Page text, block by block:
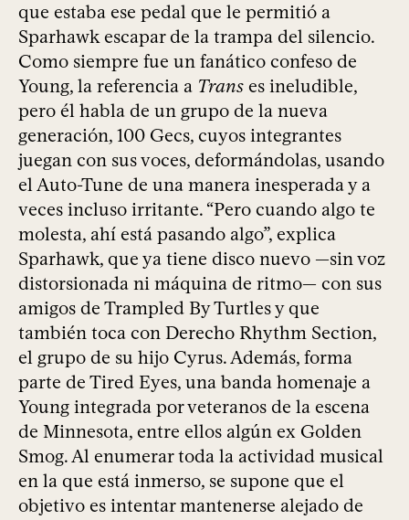
que estaba ese pedal que le permitió a
Sparhawk escapar de la trampa del silencio.
Como siempre fue un fanático confeso de
Young, la referencia a Trans es ineludible,
pero él habla de un grupo de la nueva
generación, 100 Gecs, cuyos integrantes
juegan con sus voces, deformándolas, usando
el Auto-Tune de una manera inesperada y a
veces incluso irritante. “Pero cuando algo te
molesta, ahí está pasando algo”, explica
Sparhawk, que ya tiene disco nuevo —sin voz
distorsionada ni máquina de ritmo— con sus
amigos de Trampled By Turtles y que
también toca con Derecho Rhythm Section,
el grupo de su hijo Cyrus. Además, forma
parte de Tired Eyes, una banda homenaje a
Young integrada por veteranos de la escena
de Minnesota, entre ellos algún ex Golden
Smog. Al enumerar toda la actividad musical
en la que está inmerso, se supone que el
objetivo es intentar mantenerse alejado de